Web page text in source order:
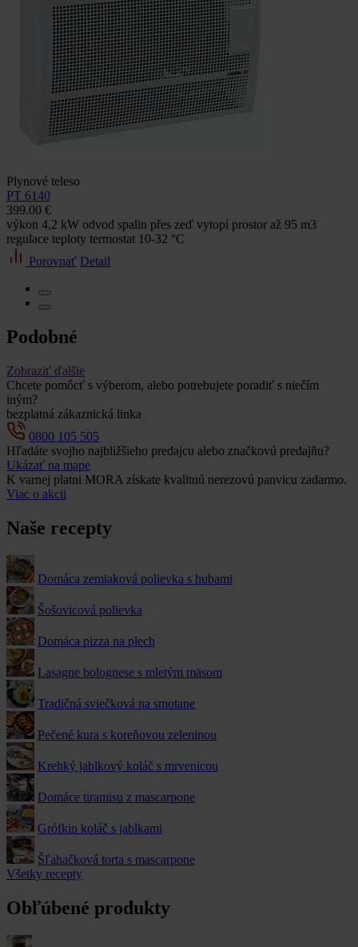
Plynové teleso
PT 6140
399.00 €
výkon 4,2 kW odvod spalin přes zeď vytopí prostor až 95 m3
regulace teploty termostat 10-32 °C
Porovnať Detail
Podobné
Zobraziť ďalšie
Chcete pomôcť s výberom, alebo potrebujete poradiť s niečím
iným?
bezplatná zákaznická linka
0800 105 505
Hľadáte svojho najbližšieho predajcu alebo značkovú predajňu?
Ukázať na mape
K varnej platni MORA získate kvalitnú nerezovú panvicu zadarmo.
Viac o akcii
Naše recepty
Domáca zemiaková polievka s hubami
Šošovicová polievka
Domáca pizza na plech
Lasagne bolognese s mletým mäsom
Tradičná sviečková na smotane
Pečené kura s koreňovou zeleninou
Krehký jablkový koláč s mrvenicou
Domáce tiramisu z mascarpone
Grófkin koláč s jablkami
Šľahačková torta s mascarpone
Všetky recepty
Obľúbené produkty